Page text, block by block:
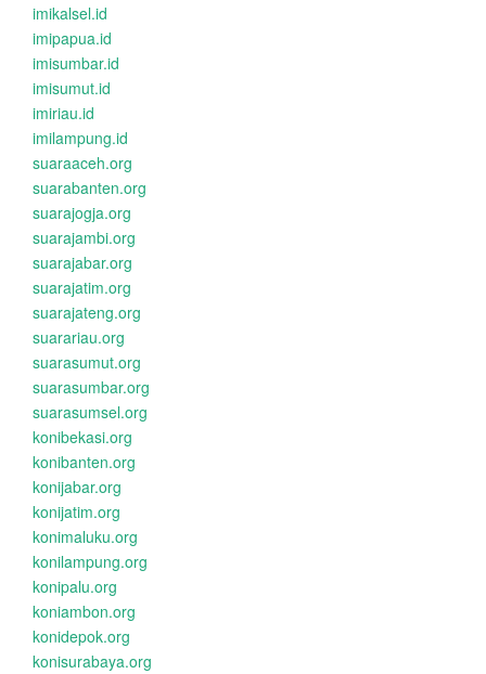
imikalsel.id
imipapua.id
imisumbar.id
imisumut.id
imiriau.id
imilampung.id
suaraaceh.org
suarabanten.org
suarajogja.org
suarajambi.org
suarajabar.org
suarajatim.org
suarajateng.org
suarariau.org
suarasumut.org
suarasumbar.org
suarasumsel.org
konibekasi.org
konibanten.org
konijabar.org
konijatim.org
konimaluku.org
konilampung.org
konipalu.org
koniambon.org
konidepok.org
konisurabaya.org